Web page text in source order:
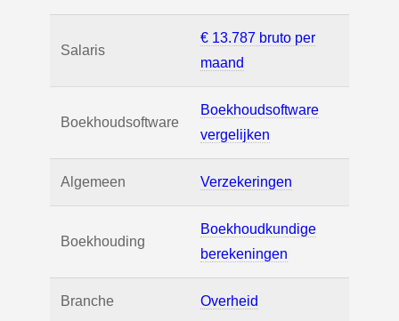
Salaris
€ 13.787 bruto per
maand
Boekhoudsoftware
Boekhoudsoftware
vergelijken
Algemeen Verzekeringen
Boekhouding
Boekhoudkundige
berekeningen
Branche Overheid